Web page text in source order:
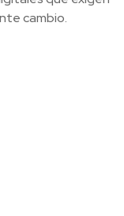
cambio.